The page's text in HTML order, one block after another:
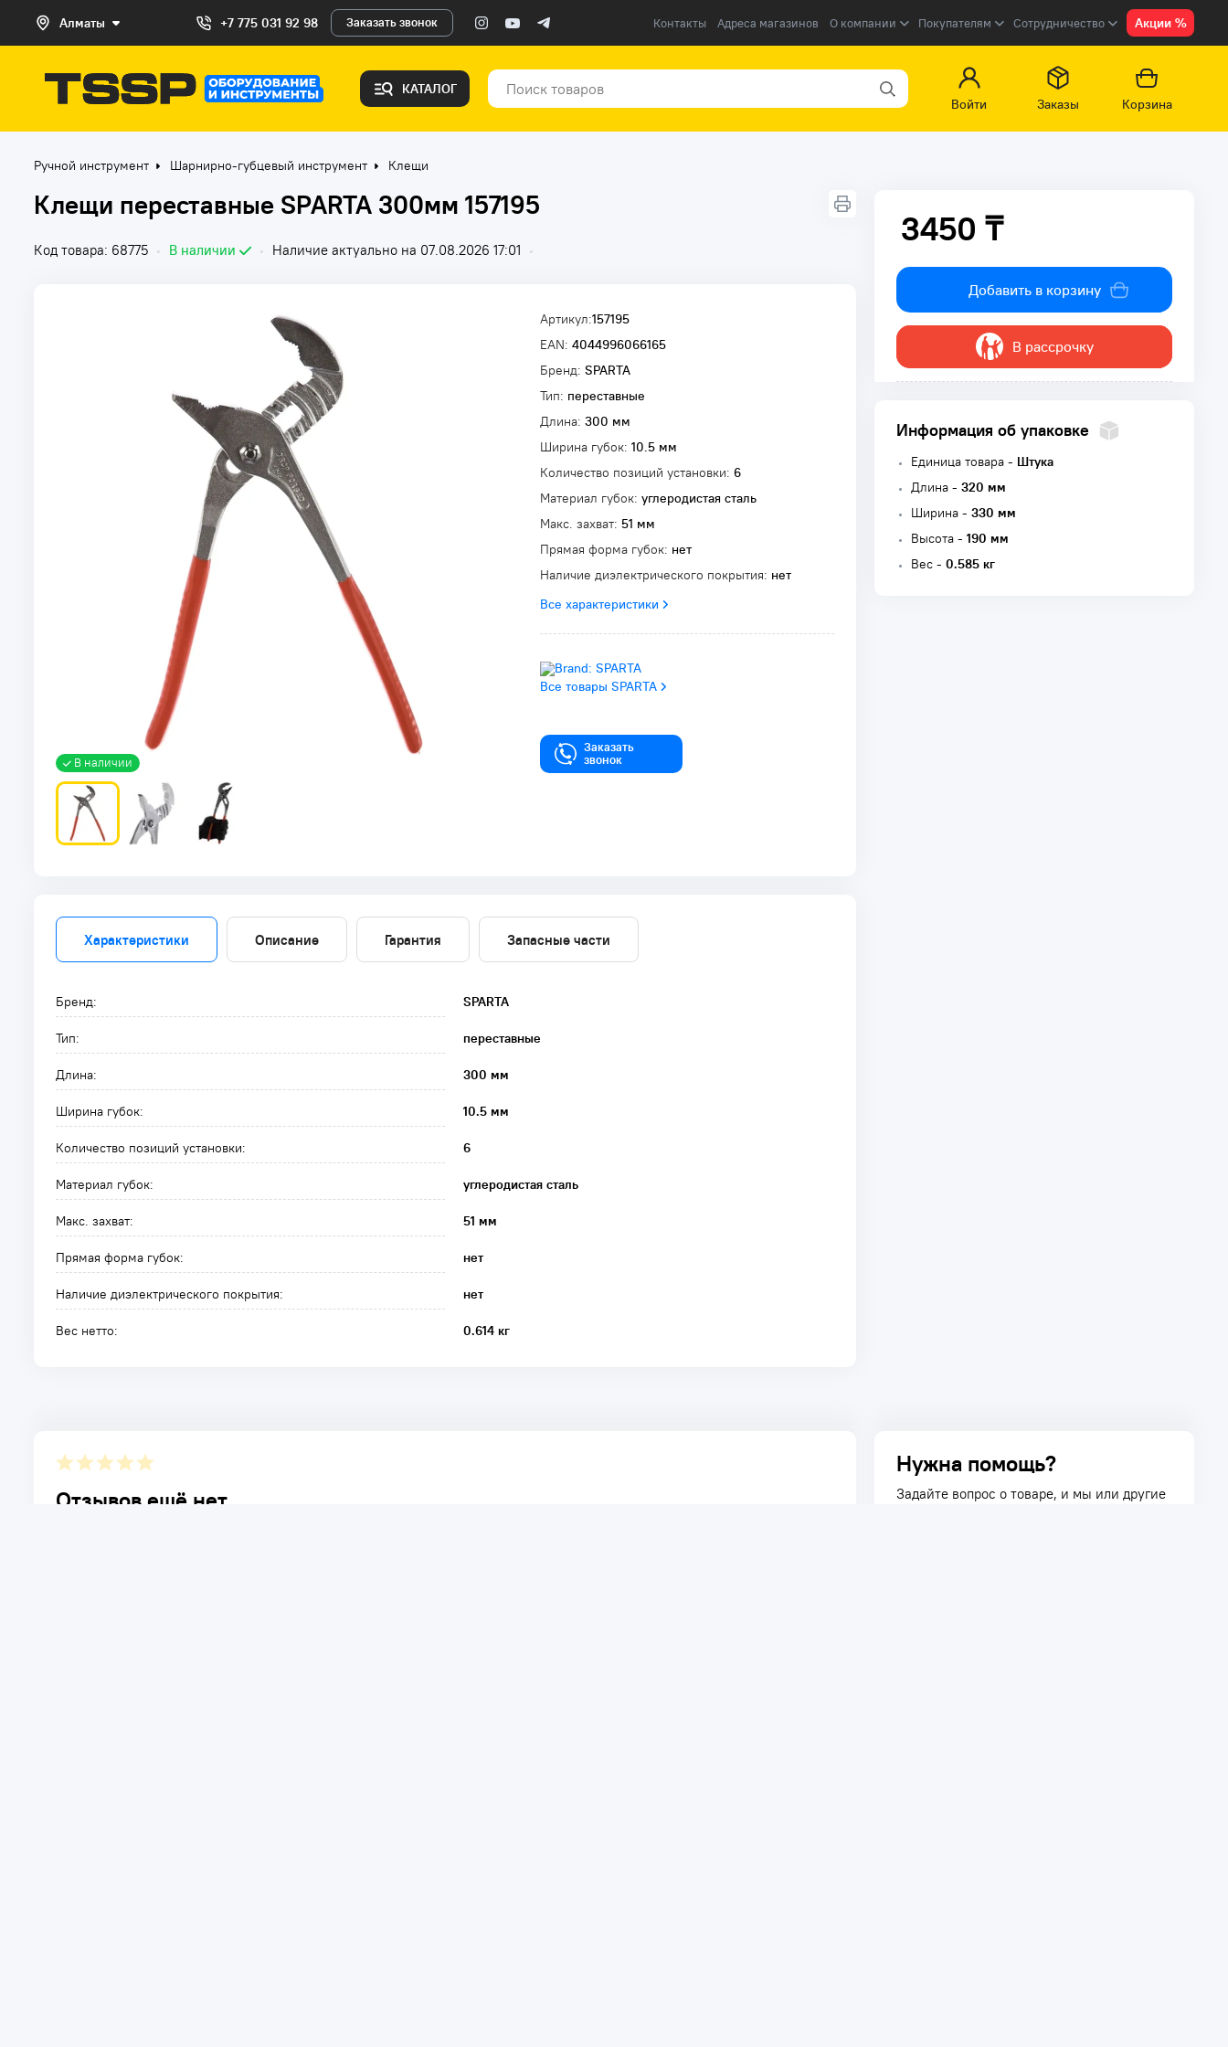
Алматы +7 775 031 92 98 Заказать звонок Контакты Адреса магазинов О компании Покупателям Сотрудничество Акции %
КАТАЛОГ
Войти
Заказы Корзина
Ручной инструмент Шарнирно-губцевый инструмент Клещи
Клещи переставные SPARTA 300мм 157195
Код товара: 68775 • В наличии • Наличие актуально на 07.08.2026 17:01 •
В наличии
Артикул:157195
EAN: 4044996066165
Бренд: SPARTA
Тип: переставные
Длина: 300 мм
Ширина губок: 10.5 мм
Количество позиций установки: 6
Материал губок: углеродистая сталь
Макс. захват: 51 мм
Прямая форма губок: нет
Наличие диэлектрического покрытия: нет
Все характеристики
Все товары SPARTA
Заказать
звонок
3450 ₸
3450 ₸
Добавить в корзину
В рассрочку
Информация об упаковке
Единица товара - Штука
Длина - 320 мм
Ширина - 330 мм
Высота - 190 мм
Вес - 0.585 кг
Характеристики Описание Гарантия Запасные части
Бренд: SPARTA
Тип: переставные
Длина: 300 мм
Ширина губок: 10.5 мм
Количество позиций установки: 6
Материал губок: углеродистая сталь
Макс. захват: 51 мм
Прямая форма губок: нет
Наличие диэлектрического покрытия: нет
Вес нетто: 0.614 кг
Отзывов ещё нет.
Нужна помощь?
Задайте вопрос о товаре, и мы или другие